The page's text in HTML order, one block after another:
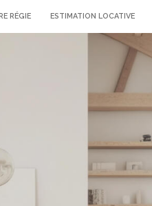
RÉGIE ESTIMATION LOCATIVE